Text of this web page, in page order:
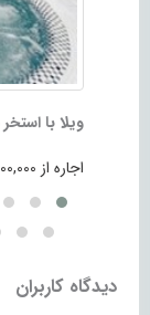
ویلا با
اجاره از 5,900,000 تومان
دیدگاه کاربران